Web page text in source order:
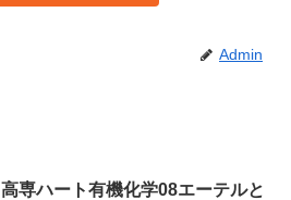
Admin
高専ハート有機化学08エーテルと